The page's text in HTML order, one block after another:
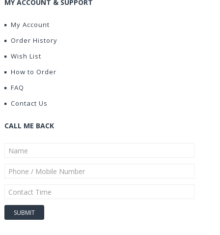
MY ACCOUNT & SUPPORT
My Account
Order History
Wish List
How to Order
FAQ
Contact Us
CALL ME BACK